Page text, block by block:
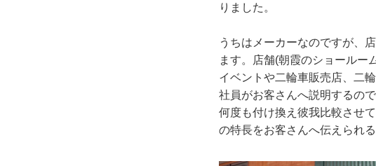
りました。
うちはメーカーなのですが、
ます。店舗(朝霞のショールー
イベントや二輪車販売店、二
社員がお客さんへ説明するの
何度も付け換え彼我比較させ
の特長をお客さんへ伝えられ